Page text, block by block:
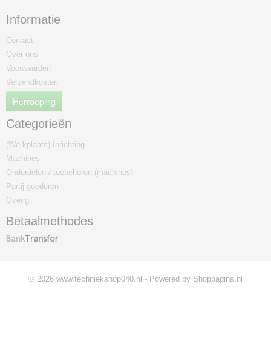
Informatie
Contact
Over ons
Voorwaarden
Verzendkosten
Herroeping
Categorieën
(Werkplaats) Inrichting
Machines
Onderdelen / toebehoren (machines)
Partij goederen
Overig
Betaalmethodes
© 2026 www.techniekshop040.nl - Powered by Shoppagina.nl